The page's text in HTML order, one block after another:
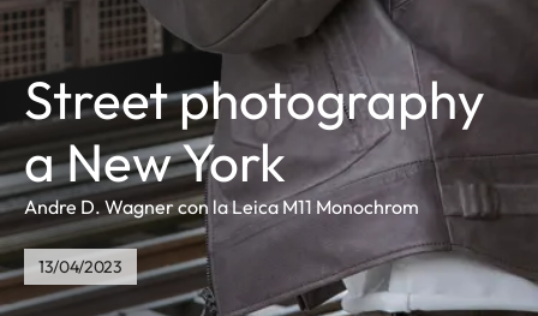
Street photography
a New York
Andre D. Wagner con la Leica M11 Monochrom
13/04/2023